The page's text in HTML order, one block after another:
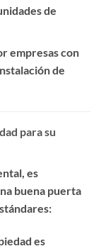
de
empresas con
de
para su
es
buena puerta
es